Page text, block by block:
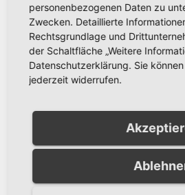
personenbezogenen Daten zu
Zwecken. Detaillierte
Rechtsgrundlage und
der Schaltfläche „Weitere
Datenschutzerklärung. Sie
jederzeit widerrufen.